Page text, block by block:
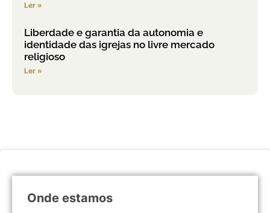
Ler »
Liberdade e garantia da autonomia e
identidade das igrejas no livre mercado
religioso
Ler »
Onde estamos